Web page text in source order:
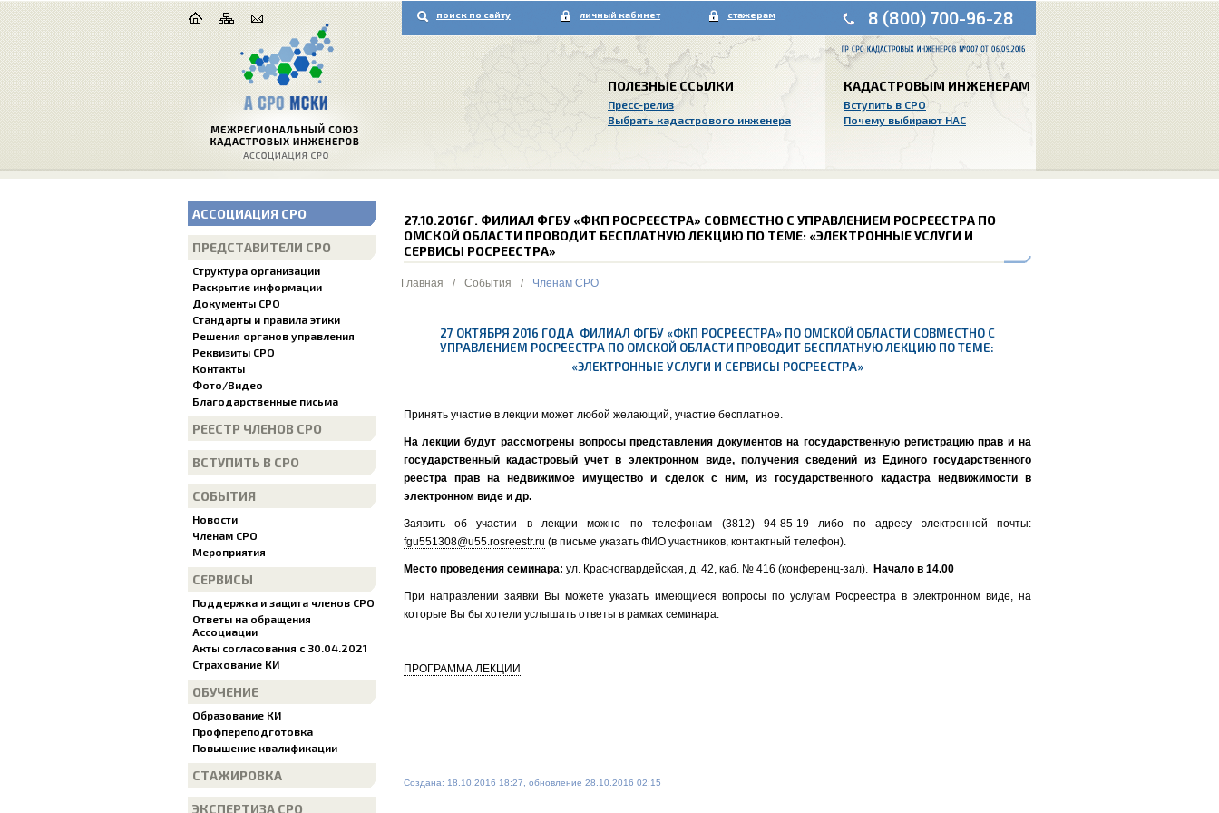
поиск по сайту личный кабинет стажерам 8 (800) 700-96-28
ПОЛЕЗНЫЕ ССЫЛКИ
Пресс-релиз
Выбрать кадастрового инженера
КАДАСТРОВЫМ ИНЖЕНЕРАМ
Вступить в СРО
Почему выбирают НАС
АССОЦИАЦИЯ СРО
ПРЕДСТАВИТЕЛИ СРО
Структура организации
Раскрытие информации
Документы СРО
Стандарты и правила этики
Решения органов управления
Реквизиты СРО
Контакты
Фото/Видео
Благодарственные письма
РЕЕСТР ЧЛЕНОВ СРО
ВСТУПИТЬ В СРО
СОБЫТИЯ
Новости
Членам СРО
Мероприятия
СЕРВИСЫ
Поддержка и защита членов СРО
Ответы на обращения
Ассоциации
Акты согласования с 30.04.2021
Страхование КИ
ОБУЧЕНИЕ
Образование КИ
Профпереподготовка
Повышение квалификации
СТАЖИРОВКА
ЭКСПЕРТИЗА СРО
27.10.2016Г. ФИЛИАЛ ФГБУ «ФКП РОСРЕЕСТРА» СОВМЕСТНО С УПРАВЛЕНИЕМ РОСРЕЕСТРА ПО
ОМСКОЙ ОБЛАСТИ ПРОВОДИТ БЕСПЛАТНУЮ ЛЕКЦИЮ ПО ТЕМЕ: «ЭЛЕКТРОННЫЕ УСЛУГИ И
СЕРВИСЫ РОСРЕЕСТРА»
Главная / События / Членам СРО
27 ОКТЯБРЯ 2016 ГОДА ФИЛИАЛ ФГБУ «ФКП РОСРЕЕСТРА» ПО ОМСКОЙ ОБЛАСТИ СОВМЕСТНО С
УПРАВЛЕНИЕМ РОСРЕЕСТРА ПО ОМСКОЙ ОБЛАСТИ ПРОВОДИТ БЕСПЛАТНУЮ ЛЕКЦИЮ ПО ТЕМЕ:
«ЭЛЕКТРОННЫЕ УСЛУГИ И СЕРВИСЫ РОСРЕЕСТРА»
Принять участие в лекции может любой желающий, участие бесплатное.
На лекции будут рассмотрены вопросы представления документов на государственную регистрацию прав и на
государственный кадастровый учет в электронном виде, получения сведений из Единого государственного
реестра прав на недвижимое имущество и сделок с ним, из государственного кадастра недвижимости в
электронном виде и др.
Заявить об участии в лекции можно по телефонам (3812) 94-85-19 либо по адресу электронной почты:
fgu551308@u55.rosreestr.ru (в письме указать ФИО участников, контактный телефон).
Место проведения семинара: ул. Красногвардейская, д. 42, каб. № 416 (конференц-зал). Начало в 14.00
При направлении заявки Вы можете указать имеющиеся вопросы по услугам Росреестра в электронном виде, на
которые Вы бы хотели услышать ответы в рамках семинара.
ПРОГРАММА ЛЕКЦИИ
Создана: 18.10.2016 18:27, обновление 28.10.2016 02:15